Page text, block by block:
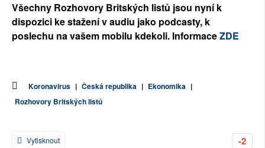
Všechny Rozhovory Britských listů jsou nyní k
dispozici ke stažení v audiu jako podcasty, k
poslechu na vašem mobilu kdekoli. InformaceZDE
Koronavirus | Česká republika | Ekonomika |
Rozhovory Britských listů
-2
Vytisknout